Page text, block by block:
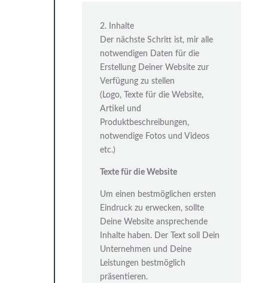
2. Inhalte
Der nächste Schritt ist, mir alle
notwendigen Daten für die
Erstellung Deiner Website zur
Verfügung zu stellen
(Logo, Texte für die Website,
Artikel und
Produktbeschreibungen,
notwendige Fotos und Videos
etc.)
Texte für die Website
Um einen bestmöglichen ersten
Eindruck zu erwecken, sollte
Deine Website ansprechende
Inhalte haben. Der Text soll Dein
Unternehmen und Deine
Leistungen bestmöglich
präsentieren.